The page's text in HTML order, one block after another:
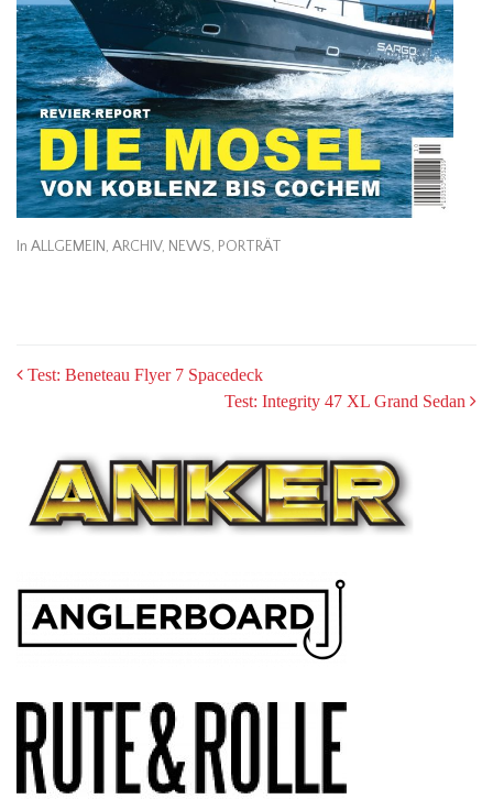
In ALLGEMEIN, ARCHIV, NEWS, PORTRÄT
POST
Test: Beneteau Flyer 7 Spacedeck
Test: Integrity 47 XL Grand Sedan